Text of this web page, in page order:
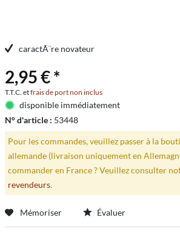
caractÃ¨re novateur
2,95 € *
T.T.C. etfrais de port non inclus
disponible immédiatement
N° d'article : 53448
Pour les commandes, veuillez passer à la
allemande (livraison uniquement en
commander en France ? Veuillez consulter
revendeurs.
Mémoriser Évaluer